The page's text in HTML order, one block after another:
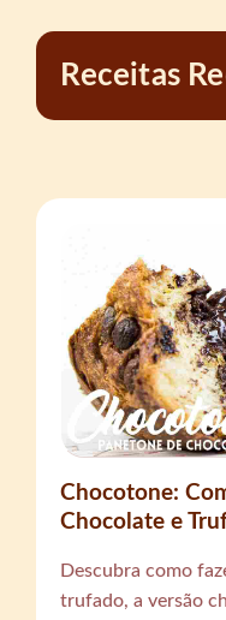
Receitas
Chocotone:
Chocolate e
Descubra como
trufado, a versão